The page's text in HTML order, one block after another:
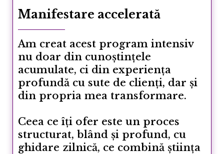
Manifestare accelerată
Am creat acest program intensiv
nu doar din cunoștințele
acumulate, ci din experiența
profundă cu sute de clienți, dar și
din propria mea transformare.
Ceea ce îți ofer este un proces
structurat, blând și profund, cu
ghidare zilnică, ce combină știința